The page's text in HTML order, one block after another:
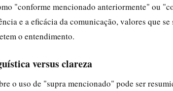
"conforme mencionado anteriormente" ou
e a eficácia da comunicação, valores que
o entendimento.
versus clareza
o uso de "supra mencionado" pode ser